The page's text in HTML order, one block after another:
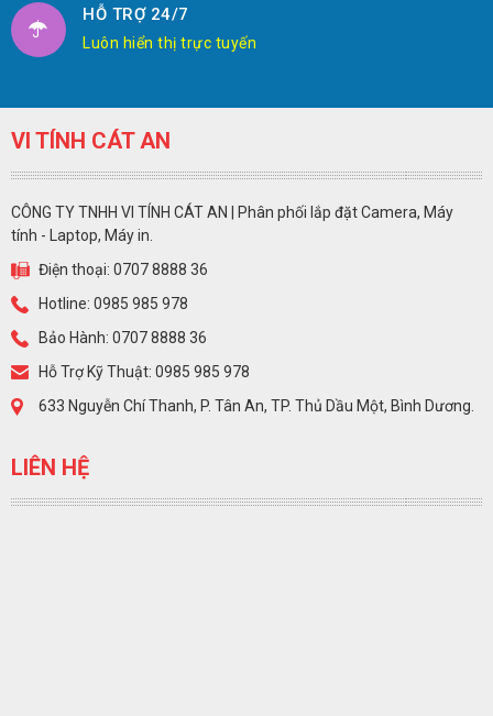
HỖ TRỢ 24/7
Luôn hiển thị trực tuyến
VI TÍNH CÁT AN
CÔNG TY TNHH VI TÍNH CÁT AN | Phân phối lắp đặt Camera, Máy
tính - Laptop, Máy in.
Điện thoại: 0707 8888 36
Hotline: 0985 985 978
Bảo Hành: 0707 8888 36
Hỗ Trợ Kỹ Thuật: 0985 985 978
633 Nguyễn Chí Thanh, P. Tân An, TP. Thủ Dầu Một, Bình Dương.
LIÊN HỆ